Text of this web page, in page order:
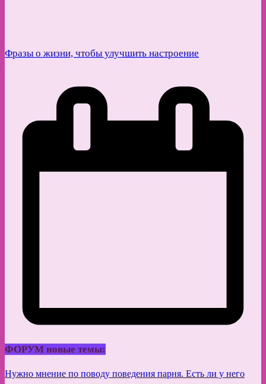
Фразы о жизни, чтобы улучшить настроение
ФОРУМ новые темы:
Нужно мнение по поводу поведения парня. Есть ли у него